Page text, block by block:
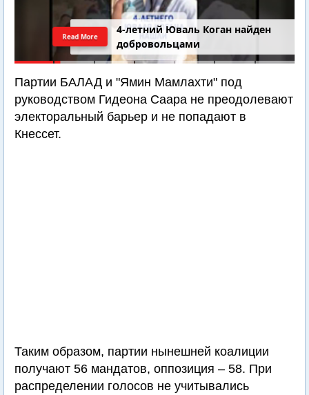
4-летний Юваль Коган найден
добровольцами
Read More
Партии БАЛАД и "Ямин Мамлахти" под
руководством Гидеона Саара не преодолевают
электоральный барьер и не попадают в
Кнессет.
Таким образом, партии нынешней коалиции
получают 56 мандатов, оппозиция – 58. При
распределении голосов не учитывались